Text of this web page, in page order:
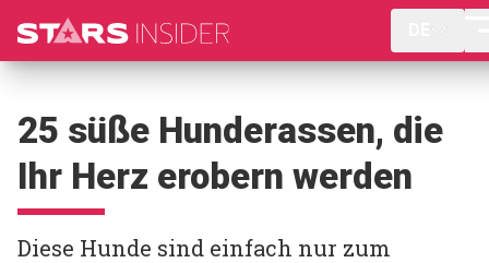
25 süße Hunderassen, die
Ihr Herz erobern werden
Diese Hunde sind einfach nur zum